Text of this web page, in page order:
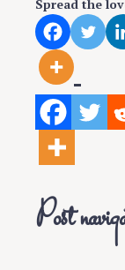
Spread the
Post